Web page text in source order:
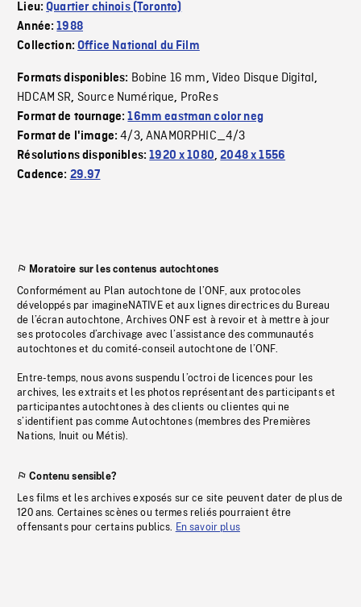
Lieu:Quartier chinois (Toronto)
Année:1988
Collection:Office National du Film
Formats disponibles: Bobine 16 mm, Video Disque Digital,
HDCAM SR, Source Numérique, ProRes
Format de tournage:16mm eastman color neg
Format de l'image:4/3,ANAMORPHIC_4/3
Résolutions disponibles:1920 x 1080,2048 x 1556
Cadence: 29.97
Moratoire sur les contenus autochtones
Conformément au Plan autochtone de l’ONF, aux protocoles
développés par imagineNATIVE et aux lignes directrices du Bureau
de l’écran autochtone, Archives ONF est à revoir et à mettre à jour
ses protocoles d’archivage avec l’assistance des communautés
autochtones et du comité-conseil autochtone de l’ONF.
Entre-temps, nous avons suspendu l’octroi de licences pour les
archives, les extraits et les photos représentant des participants et
participantes autochtones à des clients ou clientes qui ne
s’identifient pas comme Autochtones (membres des Premières
Nations, Inuit ou Métis).
Contenu sensible?
Les films et les archives exposés sur ce site peuvent dater de plus de
120 ans. Certaines scènes ou termes reliés pourraient être
offensants pour certains publics. En savoir plus